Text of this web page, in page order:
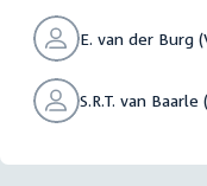
E. van der Burg
S.R.T. van Baarle